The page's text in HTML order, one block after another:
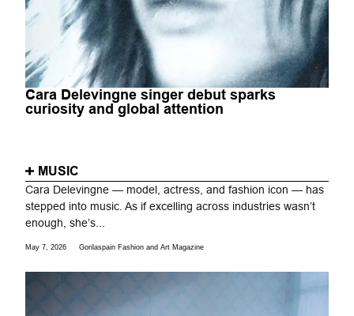
Cara Delevingne singer debut sparks
curiosity and global attention
MUSIC
Cara Delevingne — model, actress, and fashion icon — has
stepped into music. As if excelling across industries wasn’t
enough, she’s...
May 7, 2026 Gorilaspain Fashion and Art Magazine